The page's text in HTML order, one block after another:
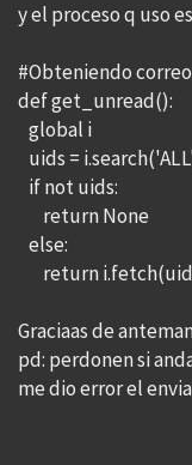
y el proceso q uso
#Obteniendo
def get_unread():
global i
uids =
if not uids:
return None
else:
return
Graciaas de
pd: perdonen si
me dio error el